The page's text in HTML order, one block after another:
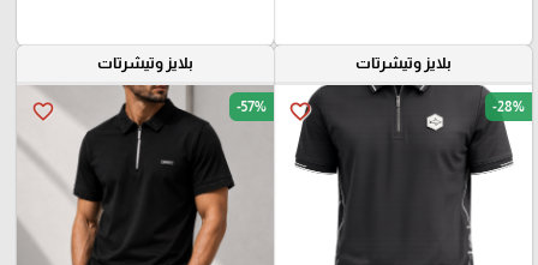
بلايز وتيشرتات
favorite_border -28%
بلايز وتيشرتات
favorite_border -57%